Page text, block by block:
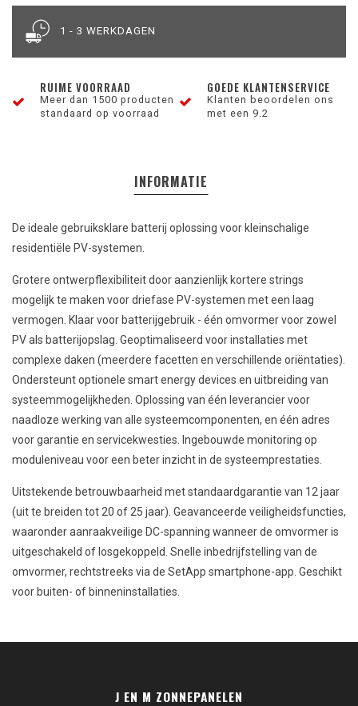
1 - 3 WERKDAGEN
RUIME VOORRAAD
Meer dan 1500 producten
standaard op voorraad
GOEDE KLANTENSERVICE
Klanten beoordelen ons
met een 9.2
INFORMATIE
De ideale gebruiksklare batterij oplossing voor kleinschalige
residentiële PV-systemen.
Grotere ontwerpflexibiliteit door aanzienlijk kortere strings
mogelijk te maken voor driefase PV-systemen met een laag
vermogen. Klaar voor batterijgebruik - één omvormer voor zowel
PV als batterijopslag. Geoptimaliseerd voor installaties met
complexe daken (meerdere facetten en verschillende oriëntaties).
Ondersteunt optionele smart energy devices en uitbreiding van
systeemmogelijkheden. Oplossing van één leverancier voor
naadloze werking van alle systeemcomponenten, en één adres
voor garantie en servicekwesties. Ingebouwde monitoring op
moduleniveau voor een beter inzicht in de systeemprestaties.
Uitstekende betrouwbaarheid met standaardgarantie van 12 jaar
(uit te breiden tot 20 of 25 jaar). Geavanceerde veiligheidsfuncties,
waaronder aanraakveilige DC-spanning wanneer de omvormer is
uitgeschakeld of losgekoppeld. Snelle inbedrijfstelling van de
omvormer, rechtstreeks via de SetApp smartphone-app. Geschikt
voor buiten- of binneninstallaties.
J EN M ZONNEPANELEN